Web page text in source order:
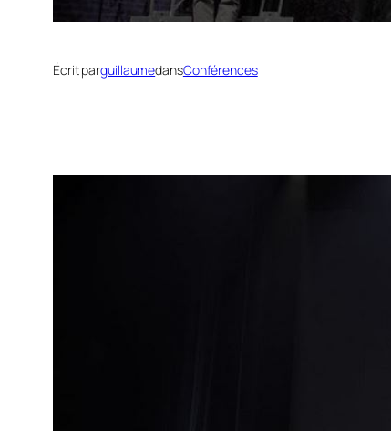
Écrit parguillaumedansConférences